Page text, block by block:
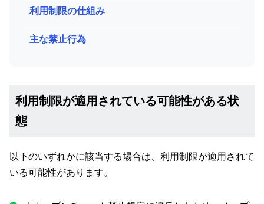
利用制限の仕組み
主な禁止行為
利用制限が適用されている可能性がある状
態
以下のいずれかに該当する場合は、利用制限が適用されて
いる可能性があります。